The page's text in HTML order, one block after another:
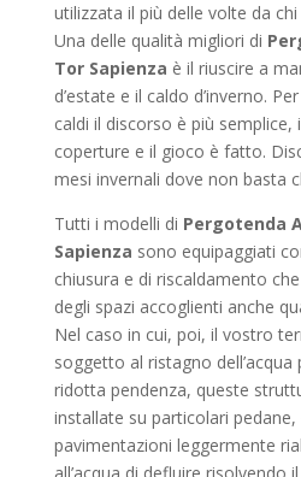
utilizzata il più delle volte da
Una delle qualità migliori di
Tor Sapienza è il riuscire a
d’estate e il caldo d’inverno.
caldi il discorso è più
coperture e il gioco è fatto.
mesi invernali dove non basta
Tutti i modelli di Pergotenda
Sapienza sono equipaggiati
chiusura e di riscaldamento
degli spazi accoglienti anche
Nel caso in cui, poi, il vostro
soggetto al ristagno
ridotta pendenza, queste
installate su particolari pedane,
pavimentazioni leggermente